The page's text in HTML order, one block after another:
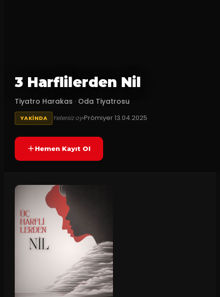
3 Harflilerden Nil
Tiyatro Harakas · Oda Tiyatrosu
YAKINDA Yetersiz oyPrömiyer13.04.2025
Hemen Kayıt Ol